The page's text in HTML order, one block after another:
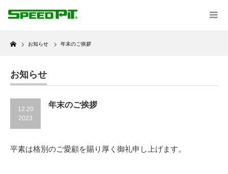
Home
お知らせ 年末のご挨拶
お知らせ
12.20
2023
年末のご挨拶
平素は格別のご愛顧を賜り厚く御礼申し上げます。